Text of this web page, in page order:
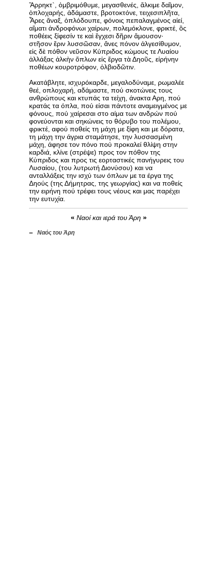
Ἄρρηκτ`, ὀμβριμόθυμε, μεγασθενές, ἄλκιμε δαῖμον,
ὁπλοχαρής, ἀδάμαστε, βροτοκτόνε, τειχεσιπλῆτα,
Ἆρες ἄναξ, ὁπλόδουπε, φόνοις πεπαλαγμένος αἰεί,
αἵματι ἀνδροφόνωι χαίρων, πολεμόκλονε, φρικτέ, ὃς
ποθέεις ξίφεσίν τε καὶ ἔγχεσι δῆριν ἄμουσον·
στῆσον ἔριν λυσσῶσαν, ἄνες πόνον ἀλγεσίθυμον,
εἰς δὲ πόθον νεῦσον Κύπριδος κώμους τε Λυαίου
ἀλλάξας ἀλκὴν ὅπλων εἰς ἔργα τὰ Δηοῦς, εἰρήνην
ποθέων κουροτρόφον, ὀλβιοδῶτιν.
Ακατάβλητε, ισχυρόκαρδε, μεγαλοδύναμε, ρωμαλέε
θεέ, οπλοχαρή, αδάμαστε, πού σκοτώνεις τους
ανθρώπους και κτυπάς τα τείχη, άνακτα Αρη, πού
κρατάς τα όπλα, πού είσαι πάντοτε αναμειγμένος με
φόνους, πού χαίρεσαι στο αίμα των ανδρών πού
φονεύονται και σηκώνεις το θόρυβο του πολέμου,
φρικτέ, αφού ποθείς τη μάχη με ξίφη και με δόρατα,
τη μάχη την άγρια σταμάτησε, την λυσσασμένη
μάχη, άφησε τον πόνο πού προκαλεί θλίψη στην
καρδιά, κλίνε (στρέψε) προς τον πόθον της
Κύπριδος και προς τις εορταστικές πανήγυρεις του
Λυσαίου, (του λυτρωτή Διονύσου) και να
ανταλλάξεις την ισχύ των όπλων με τα έργα της
Δηούς (της Δήμητρας, της γεωργίας) και να ποθείς
την ειρήνη πού τρέφει τους νέους και μας παρέχει
την ευτυχία.
« Ναοί και ιερά του Άρη »
–
Ναός του Άρη